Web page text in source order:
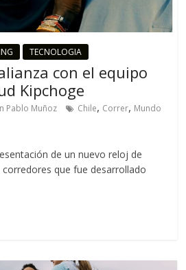
TECNOLOGIA
con el equipo
Kipchoge
Pablo Muñoz Chile, Correr, Mundo
de un nuevo reloj de
que fue desarrollado